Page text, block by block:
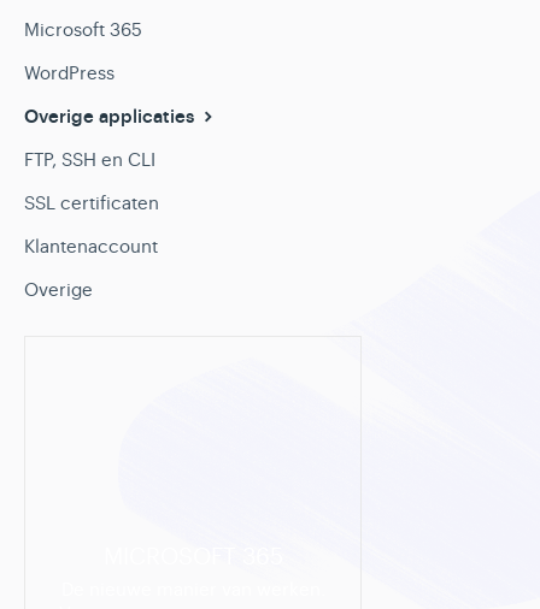
Microsoft 365
WordPress
Overige applicaties
FTP, SSH en CLI
SSL certificaten
Klantenaccount
Overige